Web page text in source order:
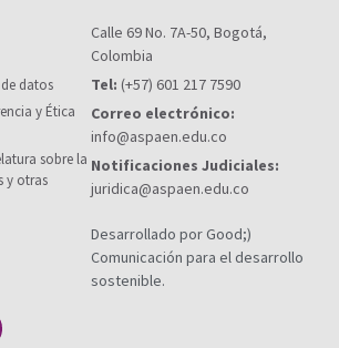
datos
y Ética
sobre la
y otras
Calle 69 No. 7A-50, Bogotá,
Colombia
Tel: (+57) 601 217 7590
Correo electrónico:
info@aspaen.edu.co
Notificaciones Judiciales:
juridica@aspaen.edu.co
Desarrollado por Good;)
Comunicación para el desarrollo
sostenible.